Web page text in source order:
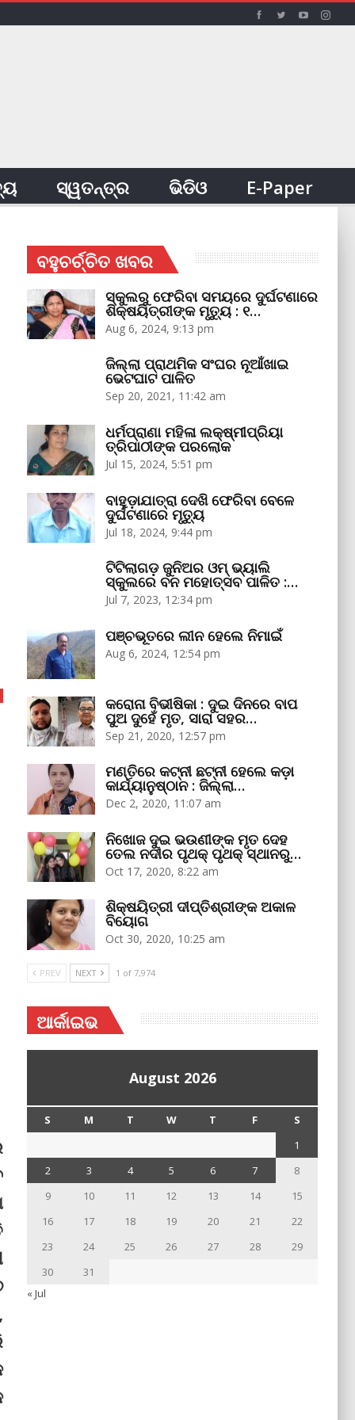
ସ୍ୱତନ୍ତ୍ର ଭିଡିଓ E-Paper
ବହୁଚର୍ଚ୍ଚିତ ଖବର
ସ୍କୁଲରୁ ଫେରିବା ସମୟରେ ଦୁର୍ଘଟଣାରେ
ଶିକ୍ଷୟିତ୍ରୀଙ୍କ ମୃତ୍ୟୁ : ୧…
Aug 6, 2024, 9:13 pm
ଜିଲ୍ଲା ପ୍ରାଥମିକ ସଂଘର ନୂଆଁଖାଇ
ଭେଟଘାଟ ପାଳିତ
Sep 20, 2021, 11:42 am
ଧର୍ମପ୍ରାଣା ମହିଳା ଲକ୍ଷ୍ମୀପ୍ରିୟା
ତ୍ରିପାଠୀଙ୍କ ପରଲୋକ
Jul 15, 2024, 5:51 pm
ବାହୁଡ଼ାଯାତ୍ରା ଦେଖି ଫେରିବା ବେଳେ
ଦୁର୍ଘଟଣାରେ ମୃତ୍ୟୁ
Jul 18, 2024, 9:44 pm
ଟିଟିଲାଗଡ଼ ଜୁନିଅର ଓମ୍‌ ଭ୍ୟାଲି
ସ୍କୁଲରେ ବନ ମହୋତ୍ସବ ପାଳିତ :…
Jul 7, 2023, 12:34 pm
ପଞ୍ଚଭୂତରେ ଲୀନ ହେଲେ ନିମାଇଁ
Aug 6, 2024, 12:54 pm
କରୋନା ବିଭୀଷିକା : ଦୁଇ ଦିନରେ ବାପ
ପୁଅ ଦୁହେଁ ମୃତ, ସାରା ସହର…
Sep 21, 2020, 12:57 pm
ମଣ୍ତିରେ କଟ୍‌ନୀ ଛଟ୍‌ନୀ ହେଲେ କଡ଼ା
କାର୍ଯ୍ୟାନୁଷ୍ଠାନ : ଜିଲ୍ଲା…
Dec 2, 2020, 11:07 am
ନିଖୋଜ ଦୁଇ ଭଉଣୀଙ୍କ ମୃତ ଦେହ
ତେଲ ନଦୀର ପୃଥକ୍‌ ପୃଥକ୍‌ ସ୍ଥାନରୁ…
Oct 17, 2020, 8:22 am
ଶିକ୍ଷୟିତ୍ରୀ ଦୀପ୍ତିଶ୍ରୀଙ୍କ ଅକାଳ
ବିୟୋଗ
Oct 30, 2020, 10:25 am
PREV NEXT 1 of 7,974
ଆର୍କାଇଭ
August 2026
S M T W T F
S
1
2
3 4 5 6 7
8
9
10 11 12 13 14
15
16
17 18 19 20 21
22
23
24 25 26 27 28
29
30
31
« Jul